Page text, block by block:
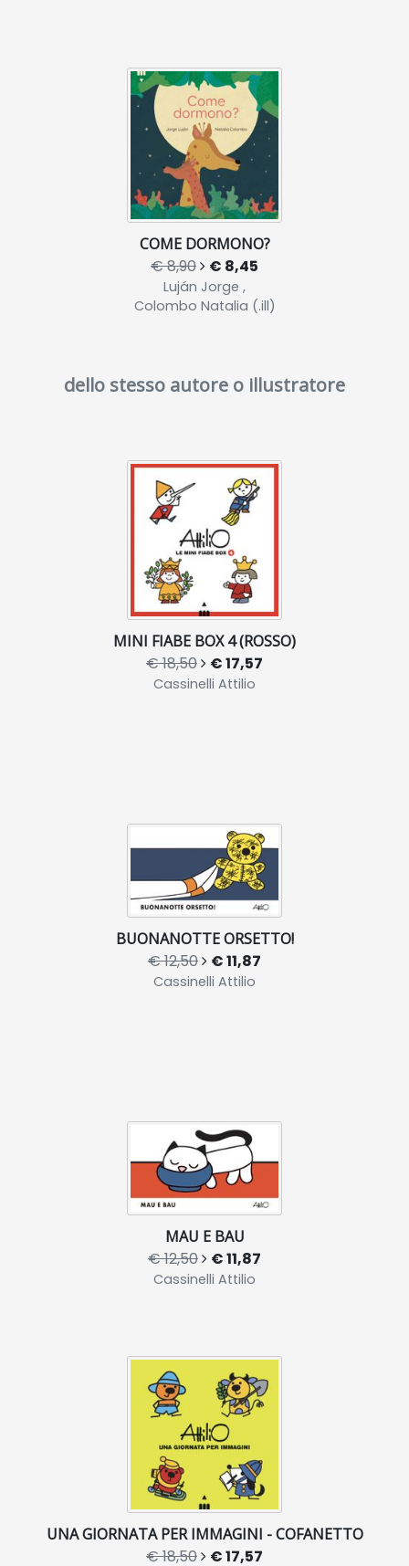
COME DORMONO?
€ 8,90 € 8,45
Luján Jorge ,
Colombo Natalia (.ill)
dello stesso autore o illustratore
MINI FIABE BOX 4 (ROSSO)
€ 18,50 € 17,57
Cassinelli Attilio
BUONANOTTE ORSETTO!
€ 12,50 € 11,87
Cassinelli Attilio
MAU E BAU
€ 12,50 € 11,87
Cassinelli Attilio
UNA GIORNATA PER IMMAGINI - COFANETTO
€ 18,50 € 17,57